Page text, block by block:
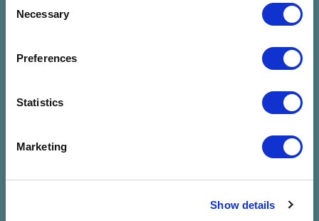
Selection
Necessary
Preferences
Statistics
Marketing
Show details
Nincs találat a
megadott
szűrésre